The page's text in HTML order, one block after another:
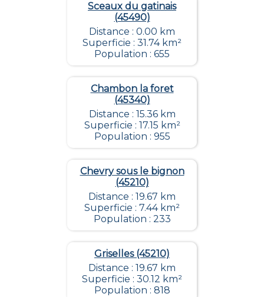
Sceaux du gatinais
(45490)
Distance : 0.00 km
Superficie : 31.74 km²
Population : 655
Chambon la foret
(45340)
Distance : 15.36 km
Superficie : 17.15 km²
Population : 955
Chevry sous le bignon
(45210)
Distance : 19.67 km
Superficie : 7.44 km²
Population : 233
Griselles (45210)
Distance : 19.67 km
Superficie : 30.12 km²
Population : 818